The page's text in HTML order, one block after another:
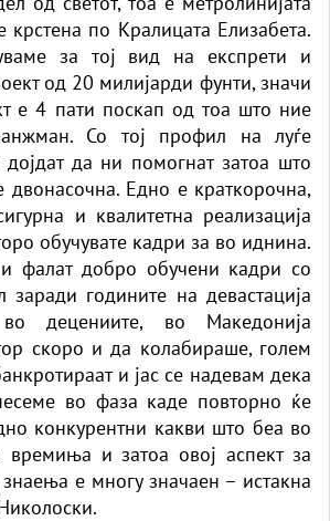
крстена по Кралицата Елизабета.
за тој вид на експрети и
од 20 милијарди фунти, значи
е 4 пати поскап од тоа што ние
Со тој профил на луѓе
да ни помогнат затоа што
двонасочна. Едно е краткорочна,
и квалитетна реализација
обучувате кадри за во иднина.
фалат добро обучени кадри со
заради годините на девастација
децениите, во Македонија
скоро и да колабираше, голем
и јас се надевам дека
во фаза каде повторно ќе
конкурентни какви што беа во
времиња и затоа овој аспект за
е многу значаен – истакна